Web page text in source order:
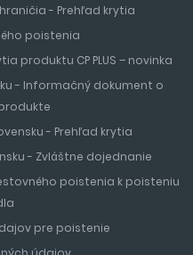
- Prehľad krytia
poistenia
produktu CP PLUS – novinka
- Informačný dokument o
- Prehľad krytia
- Zvláštne dojednanie
poistenia k poisteniu
pre poistenie